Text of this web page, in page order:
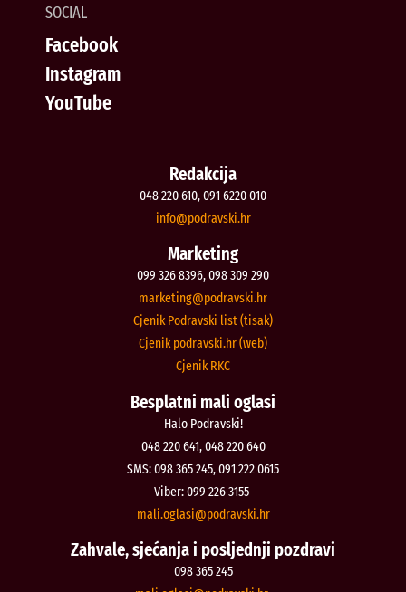
SOCIAL
Facebook
Instagram
YouTube
Redakcija
048 220 610, 091 6220 010
rh.iksvardop
@ofni
Marketing
099 326 8396, 098 309 290
rh.iksvardop
@gnitekram
Cjenik Podravski list (tisak)
Cjenik podravski.hr (web)
Cjenik RKC
Besplatni mali oglasi
Halo Podravski!
048 220 641, 048 220 640
SMS: 098 365 245, 091 222 0615
Viber: 099 226 3155
rh.iksvardop
@isalgo.ilam
Zahvale, sjećanja i posljednji pozdravi
098 365 245